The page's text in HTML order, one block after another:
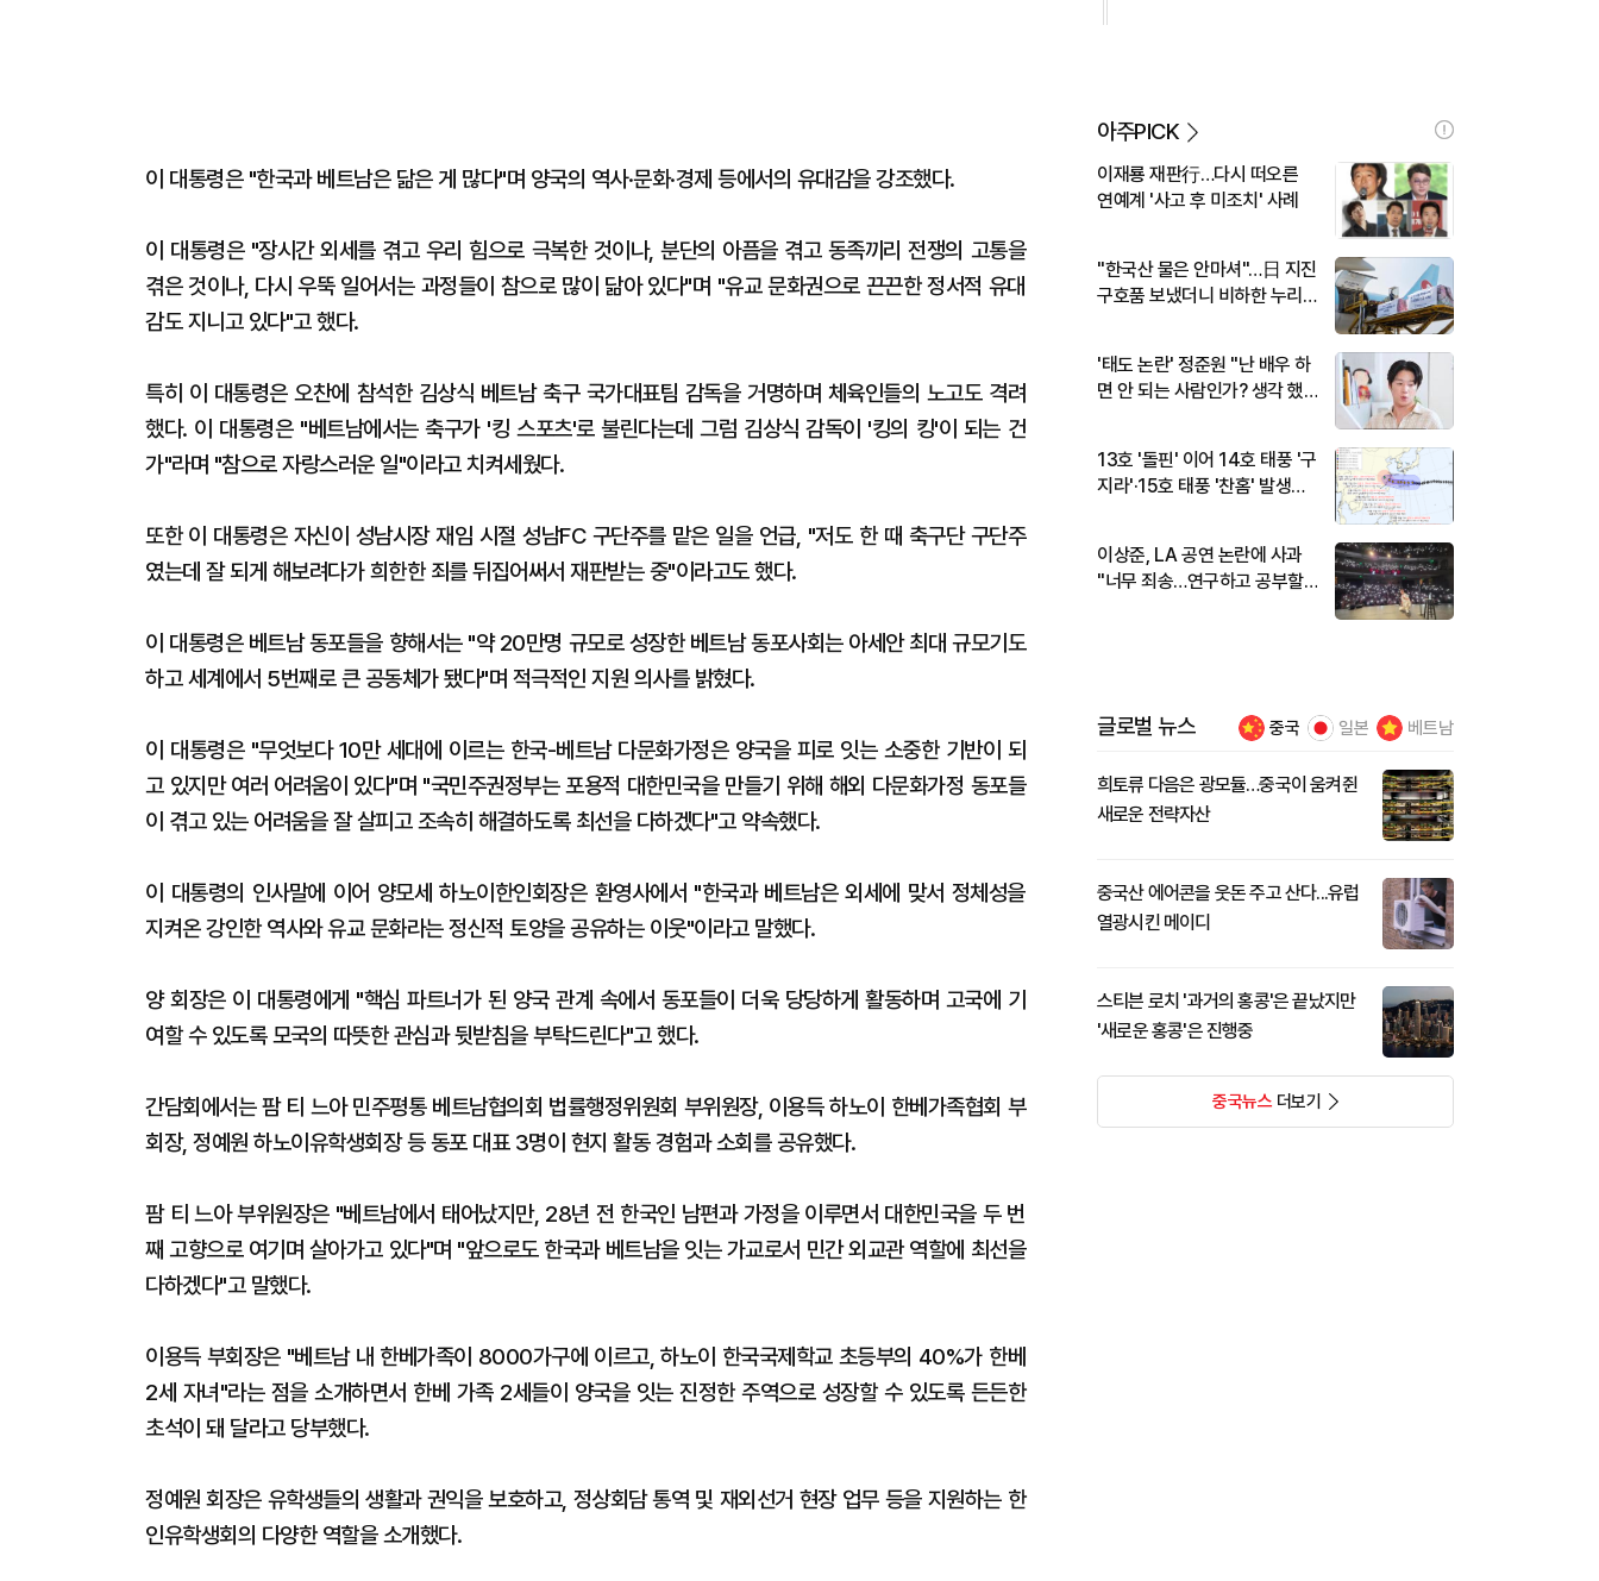
이 대통령은 "한국과 베트남은 닮은 게 많다"며 양국의 역사·문화·경제 등에서의 유대감을 강조했다.
이 대통령은 "장시간 외세를 겪고 우리 힘으로 극복한 것이나, 분단의 아픔을 겪고 동족끼리 전쟁의 고통을
겪은 것이나, 다시 우뚝 일어서는 과정들이 참으로 많이 닮아 있다"며 "유교 문화권으로 끈끈한 정서적 유대
감도 지니고 있다"고 했다.
특히 이 대통령은 오찬에 참석한 김상식 베트남 축구 국가대표팀 감독을 거명하며 체육인들의 노고도 격려
했다. 이 대통령은 "베트남에서는 축구가 '킹 스포츠'로 불린다는데 그럼 김상식 감독이 '킹의 킹'이 되는 건
가"라며 "참으로 자랑스러운 일"이라고 치켜세웠다.
또한 이 대통령은 자신이 성남시장 재임 시절 성남FC 구단주를 맡은 일을 언급, "저도 한 때 축구단 구단주
였는데 잘 되게 해보려다가 희한한 죄를 뒤집어써서 재판받는 중"이라고도 했다.
이 대통령은 베트남 동포들을 향해서는 "약 20만명 규모로 성장한 베트남 동포사회는 아세안 최대 규모기도
하고 세계에서 5번째로 큰 공동체가 됐다"며 적극적인 지원 의사를 밝혔다.
이 대통령은 "무엇보다 10만 세대에 이르는 한국-베트남 다문화가정은 양국을 피로 잇는 소중한 기반이 되
고 있지만 여러 어려움이 있다"며 "국민주권정부는 포용적 대한민국을 만들기 위해 해외 다문화가정 동포들
이 겪고 있는 어려움을 잘 살피고 조속히 해결하도록 최선을 다하겠다"고 약속했다.
이 대통령의 인사말에 이어 양모세 하노이한인회장은 환영사에서 "한국과 베트남은 외세에 맞서 정체성을
지켜온 강인한 역사와 유교 문화라는 정신적 토양을 공유하는 이웃"이라고 말했다.
양 회장은 이 대통령에게 "핵심 파트너가 된 양국 관계 속에서 동포들이 더욱 당당하게 활동하며 고국에 기
여할 수 있도록 모국의 따뜻한 관심과 뒷받침을 부탁드린다"고 했다.
간담회에서는 팜 티 느아 민주평통 베트남협의회 법률행정위원회 부위원장, 이용득 하노이 한베가족협회 부
회장, 정예원 하노이유학생회장 등 동포 대표 3명이 현지 활동 경험과 소회를 공유했다.
팜 티 느아 부위원장은 "베트남에서 태어났지만, 28년 전 한국인 남편과 가정을 이루면서 대한민국을 두 번
째 고향으로 여기며 살아가고 있다"며 "앞으로도 한국과 베트남을 잇는 가교로서 민간 외교관 역할에 최선을
다하겠다"고 말했다.
이용득 부회장은 "베트남 내 한베가족이 8000가구에 이르고, 하노이 한국국제학교 초등부의 40%가 한베
2세 자녀"라는 점을 소개하면서 한베 가족 2세들이 양국을 잇는 진정한 주역으로 성장할 수 있도록 든든한
초석이 돼 달라고 당부했다.
정예원 회장은 유학생들의 생활과 권익을 보호하고, 정상회담 통역 및 재외선거 현장 업무 등을 지원하는 한
인유학생회의 다양한 역할을 소개했다.
아주PICK
이재룡 재판行…다시 떠오른
연예계 '사고 후 미조치' 사례
"한국산 물은 안마셔"…日 지진
구호품 보냈더니 비하한 누리
'태도 논란' 정준원 "난 배우 하
면 안 되는 사람인가? 생각 했
13호 '돌핀' 이어 14호 태풍 '구
지라'·15호 태풍 '찬홈' 발생…
이상준, LA 공연 논란에 사과
"너무 죄송…연구하고 공부할
글로벌 뉴스 중국 일본 베트남
희토류 다음은 광모듈…중국이 움켜쥔
새로운 전략자산
중국산 에어콘을 웃돈 주고 산다...유럽
열광시킨 메이디
스티븐 로치 '과거의 홍콩'은 끝났지만
'새로운 홍콩'은 진행중
중국뉴스더보기